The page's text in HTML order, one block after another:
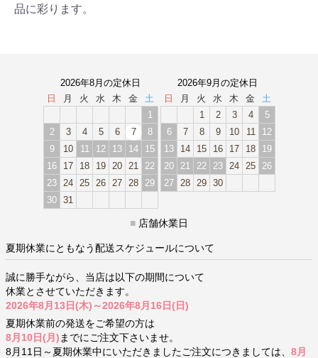
品に彩ります。
2026年8月の定休日
日
月 火 水 木 金
土
1
2
3 4 5 6 7
8
9
10 11 12 13 14
15
16
17 18 19 20 21
22
23 24 25 26 27 28
29
30 31
2026年9月の定休日
日
月 火 水 木 金
土
1
2 3 4
5
6
7 8 9 10 11
12
13
14 15 16 17 18
19
20
21 22 23 24 25
26
27 28 29 30
■ 店舗休業日
夏期休業にともなう配送スケジュールについて
誠に勝手ながら、当店は以下の期間について
休業とさせていただきます。
2026年8月13日(木)～2026年8月16日(日)
夏期休業前の発送をご希望の方は
8月10日(月) までにご注文下さいませ。
8月11日～夏期休業中にいただきましたご注文につきましては、 8月